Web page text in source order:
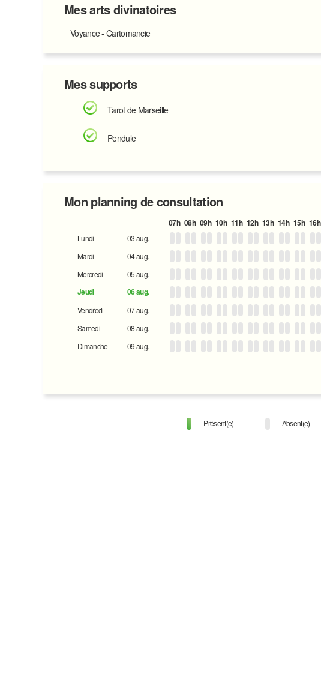
Mes arts divinatoires
Voyance - Cartomancie
Mes supports
Tarot de Marseille
Pendule
Mon planning de consultation
07h 08h 09h 10h 11h 12h 13h 14h 15h 16h
Lundi
03 aug.
Mardi
04 aug.
Mercredi
05 aug.
Jeudi 06 aug.
Vendredi
07 aug.
Samedi
08 aug.
Dimanche
09 aug.
Présent(e) Absent(e)